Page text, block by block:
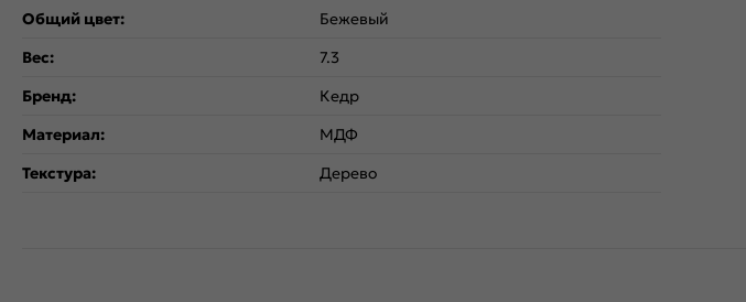
Общий цвет:
Бежевый
Вес:
7.3
Бренд:
Кедр
Материал:
МДФ
Текстура:
Дерево